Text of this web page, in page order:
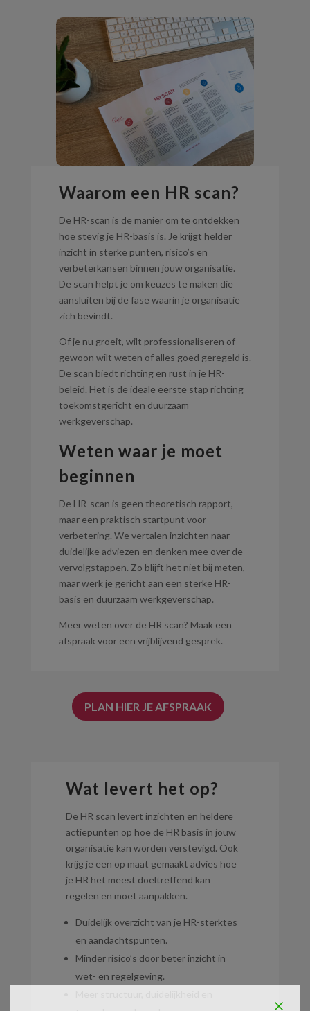
Waarom een HR scan?
De HR-scan is de manier om te ontdekken
hoe stevig je HR-basis is. Je krijgt helder
inzicht in sterke punten, risico’s en
verbeterkansen binnen jouw organisatie.
De scan helpt je om keuzes te maken die
aansluiten bij de fase waarin je organisatie
zich bevindt.
Of je nu groeit, wilt professionaliseren of
gewoon wilt weten of alles goed geregeld is.
De scan biedt richting en rust in je HR-
beleid. Het is de ideale eerste stap richting
toekomstgericht en duurzaam
werkgeverschap.
Weten waar je moet
beginnen
De HR-scan is geen theoretisch rapport,
maar een praktisch startpunt voor
verbetering. We vertalen inzichten naar
duidelijke adviezen en denken mee over de
vervolgstappen. Zo blijft het niet bij meten,
maar werk je gericht aan een sterke HR-
basis en duurzaam werkgeverschap.
Meer weten over de HR scan? Maak een
afspraak voor een vrijblijvend gesprek.
PLAN HIER JE AFSPRAAK
Wat levert het op?
De HR scan levert inzichten en heldere
actiepunten op hoe de HR basis in jouw
organisatie kan worden verstevigd. Ook
krijg je een op maat gemaakt advies hoe
je HR het meest doeltreffend kan
regelen en moet aanpakken.
Duidelijk overzicht van je HR-sterktes
en aandachtspunten.
Minder risico’s door beter inzicht in
wet- en regelgeving.